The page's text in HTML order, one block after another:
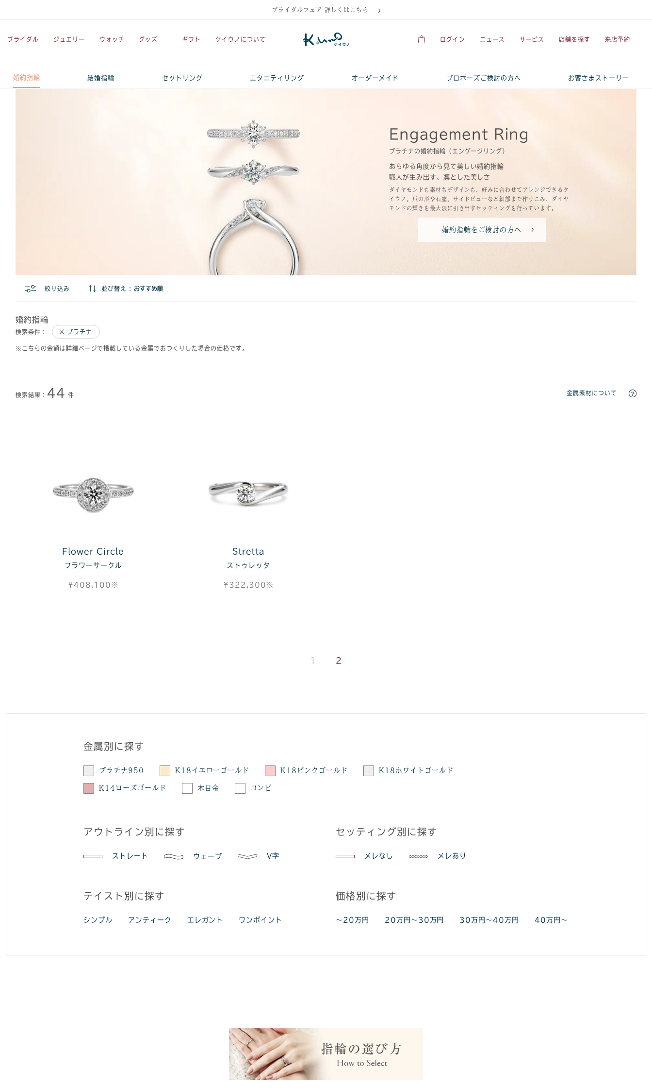
ブライダルフェア 詳しくはこちら
ブライダル ジュエリー ウォッチ グッズ ギフト ケイウノについて ログイン ニュース サービス 店舗を探す 来店予約
婚約指輪 結婚指輪 セットリング エタニティリング オーダーメイド プロポーズご検討の方へ お客さまストーリー
プラチナの婚約指輪（エンゲージリング）
Engagement Ring
あらゆる角度から見て美しい婚約指輪
職人が生み出す、凛とした美しさ
ダイヤモンドも素材もデザインも、好みに合わせてアレンジできるケ
イウノ。爪の形や石座、サイドビューなど細部まで作りこみ、ダイヤ
モンドの輝きを最大限に引き出すセッティングを行っています。
婚約指輪をご検討の方へ
絞り込み 並び替え :
婚約指輪
検索条件： プラチナ
※こちらの金額は詳細ページで掲載している金属でおつくりした場合の価格です。
検索結果： 44 件 金属素材について
Flower Circle
フラワーサークル
¥408,100※
Stretta
ストゥレッタ
¥322,300※
1 2
金属別に探す
プラチナ950 K18イエローゴールド K18ピンクゴールド K18ホワイトゴールド
K14ローズゴールド 木目金 コンビ
アウトライン別に探す
ストレート ウェーブ V字
セッティング別に探す
メレなし メレあり
テイスト別に探す
シンプル アンティーク エレガント ワンポイント
価格別に探す
～20万円 20万円～30万円 30万円～40万円 40万円～